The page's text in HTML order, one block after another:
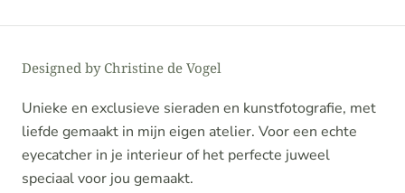
Designed by Christine de Vogel
Unieke en exclusieve sieraden en kunstfotografie, met
liefde gemaakt in mijn eigen atelier. Voor een echte
eyecatcher in je interieur of het perfecte juweel
speciaal voor jou gemaakt.